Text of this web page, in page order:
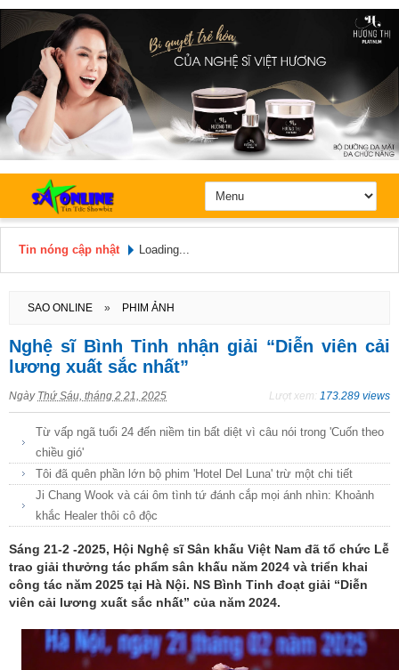
Tin nóng cập nhật Loading...
SAO ONLINE » PHIM ẢNH
Nghệ sĩ Bình Tinh nhận giải “Diễn viên cải
lương xuất sắc nhất”
Ngày Thứ Sáu, tháng 2 21, 2025 Lượt xem: 173.289 views
Từ vấp ngã tuổi 24 đến niềm tin bất diệt vì câu nói trong 'Cuốn theo
chiều gió'
Tôi đã quên phần lớn bộ phim 'Hotel Del Luna' trừ một chi tiết
Ji Chang Wook và cái ôm tình tứ đánh cắp mọi ánh nhìn: Khoảnh
khắc Healer thôi cô độc
Sáng 21-2 -2025, Hội Nghệ sĩ Sân khấu Việt Nam đã tổ chức Lễ
trao giải thưởng tác phẩm sân khấu năm 2024 và triển khai
công tác năm 2025 tại Hà Nội. NS Bình Tinh đoạt giải “Diễn
viên cải lương xuất sắc nhất” của năm 2024.